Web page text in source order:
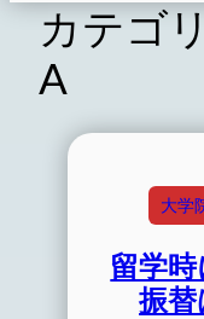
カテゴ
A
大学
留学
振替